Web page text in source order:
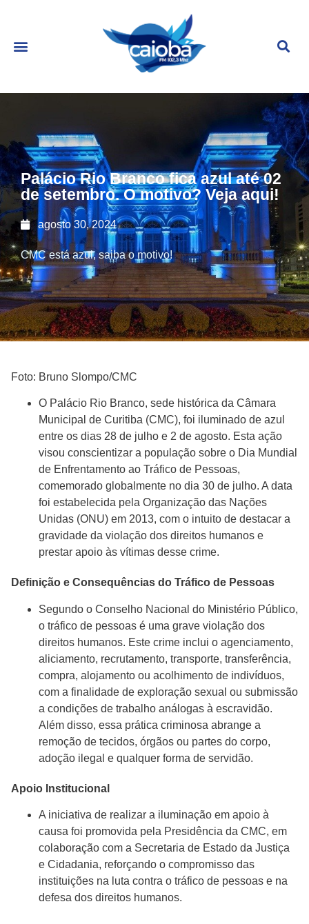
Palácio Rio Branco fica azul até 02
de setembro. O motivo? Veja aqui!
agosto 30, 2024
CMC está azul, saiba o motivo!
Foto: Bruno Slompo/CMC
O Palácio Rio Branco, sede histórica da Câmara
Municipal de Curitiba (CMC), foi iluminado de azul
entre os dias 28 de julho e 2 de agosto. Esta ação
visou conscientizar a população sobre o Dia Mundial
de Enfrentamento ao Tráfico de Pessoas,
comemorado globalmente no dia 30 de julho. A data
foi estabelecida pela Organização das Nações
Unidas (ONU) em 2013, com o intuito de destacar a
gravidade da violação dos direitos humanos e
prestar apoio às vítimas desse crime.
Definição e Consequências do Tráfico de Pessoas
Segundo o Conselho Nacional do Ministério Público,
o tráfico de pessoas é uma grave violação dos
direitos humanos. Este crime inclui o agenciamento,
aliciamento, recrutamento, transporte, transferência,
compra, alojamento ou acolhimento de indivíduos,
com a finalidade de exploração sexual ou submissão
a condições de trabalho análogas à escravidão.
Além disso, essa prática criminosa abrange a
remoção de tecidos, órgãos ou partes do corpo,
adoção ilegal e qualquer forma de servidão.
Apoio Institucional
A iniciativa de realizar a iluminação em apoio à
causa foi promovida pela Presidência da CMC, em
colaboração com a Secretaria de Estado da Justiça
e Cidadania, reforçando o compromisso das
instituições na luta contra o tráfico de pessoas e na
defesa dos direitos humanos.